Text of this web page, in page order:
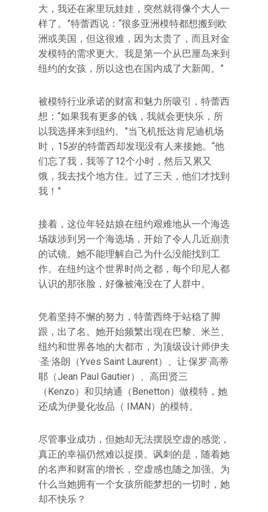
大，我还在家里玩娃娃，突然就得像个大人一
样了。”特蕾西说：“很多亚洲模特都想搬到欧
洲或美国，但这很难，因为太贵了，而且对金
发模特的需求更大。我是第一个从巴厘岛来到
纽约的女孩，所以这也在国内成了大新闻。”
被模特行业承诺的财富和魅力所吸引，特蕾西
想：“如果我有更多的钱，我就会更快乐，所
以我选择来到纽约。”当飞机抵达肯尼迪机场
时，15岁的特蕾西却发现没有人来接她。“他
们忘了我，我等了12个小时，然后又累又
饿，我去找个地方住。过了三天，他们才找到
我！”
接着，这位年轻姑娘在纽约艰难地从一个海选
场跋涉到另一个海选场，开始了令人几近崩溃
的试镜。她不能理解自己为什么没能找到工
作。在纽约这个世界时尚之都，每个印尼人都
认识的那张脸，好像被淹没在了人群中。
凭着坚持不懈的努力，特蕾西终于站稳了脚
跟，出了名。她开始频繁出现在巴黎、米兰、
纽约和世界各地的大都市，为顶级设计师伊夫
·圣·洛朗（Yves Saint Laurent）、让·保罗·高蒂
耶（Jean Paul Gautier）、高田贤三
（Kenzo）和贝纳通（Benetton）做模特，她
还成为伊曼化妆品（ IMAN）的模特。
尽管事业成功，但她却无法摆脱空虚的感觉，
真正的幸福仍然难以捉摸。讽刺的是，随着她
的名声和财富的增长，空虚感也随之加强。为
什么当她拥有一个女孩所能梦想的一切时，她
却不快乐？